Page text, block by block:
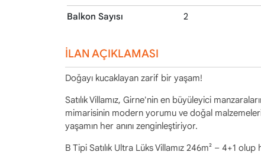
Balkon Sayısı 2
İLAN AÇIKLAMASI
Doğayı kucaklayan zarif bir yaşam!
Satılık Villamız, Girne'nin en büyüleyici
mimarisinin modern yorumu ve doğal
yaşamın her anını zenginleştiriyor.
B Tipi Satılık Ultra Lüks Villamız 246m² – 4+1